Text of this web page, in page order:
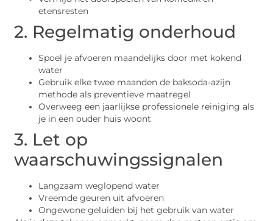
etensresten
2. Regelmatig onderhoud
Spoel je afvoeren maandelijks door met kokend
water
Gebruik elke twee maanden de baksoda-azijn
methode als preventieve maatregel
Overweeg een jaarlijkse professionele reiniging als
je in een ouder huis woont
3. Let op
waarschuwingssignalen
Langzaam weglopend water
Vreemde geuren uit afvoeren
Ongewone geluiden bij het gebruik van water